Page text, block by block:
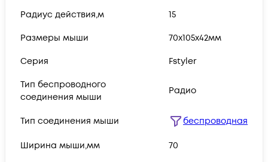
Радиус действия,м 15
Размеры мыши 70x105x42мм
Серия Fstyler
Тип беспроводного
соединения мыши
Радио
Тип соединения мыши беспроводная
Ширина мыши,мм 70